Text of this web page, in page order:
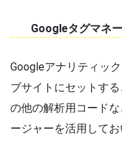
Googleタグマネ
Googleアナリティッ
ブサイトにセットす
の他の解析用コード
ージャーを活用してお